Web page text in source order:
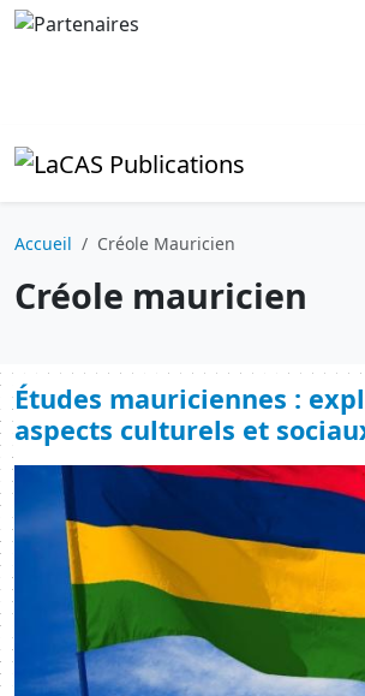
Aller au contenu principal
Accueil Créole Mauricien
Créole mauricien
Études mauriciennes :
aspects culturels et
Image